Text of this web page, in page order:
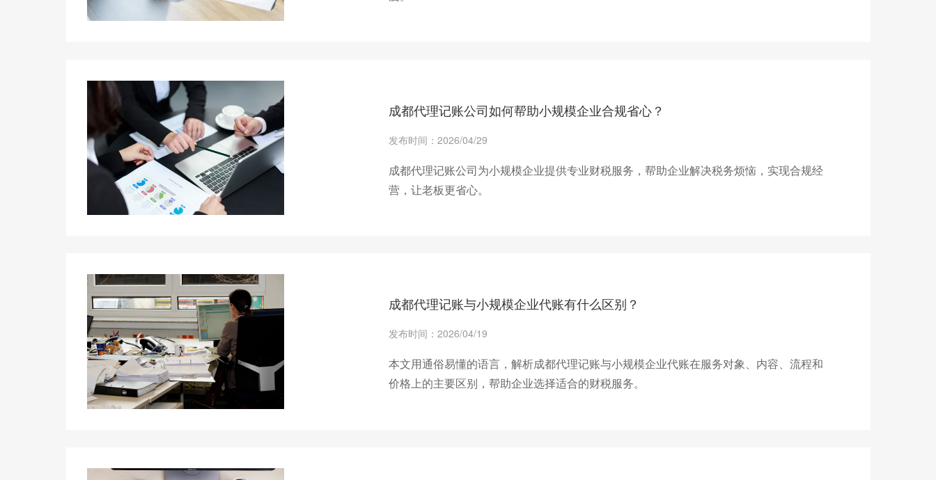
成都代理记账公司如何帮助小规模企业合规省心？
发布时间：2026/04/29
成都代理记账公司为小规模企业提供专业财税服务，帮助企业解决税务烦恼，实现合规经
营，让老板更省心。
成都代理记账与小规模企业代账有什么区别？
发布时间：2026/04/19
本文用通俗易懂的语言，解析成都代理记账与小规模企业代账在服务对象、内容、流程和
价格上的主要区别，帮助企业选择适合的财税服务。